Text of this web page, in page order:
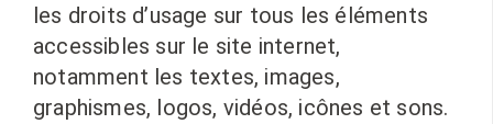
les droits d’usage sur tous les éléments
accessibles sur le site internet,
notamment les textes, images,
graphismes, logos, vidéos, icônes et sons.